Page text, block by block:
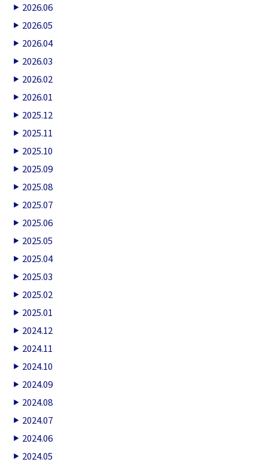
2026.06
2026.05
2026.04
2026.03
2026.02
2026.01
2025.12
2025.11
2025.10
2025.09
2025.08
2025.07
2025.06
2025.05
2025.04
2025.03
2025.02
2025.01
2024.12
2024.11
2024.10
2024.09
2024.08
2024.07
2024.06
2024.05